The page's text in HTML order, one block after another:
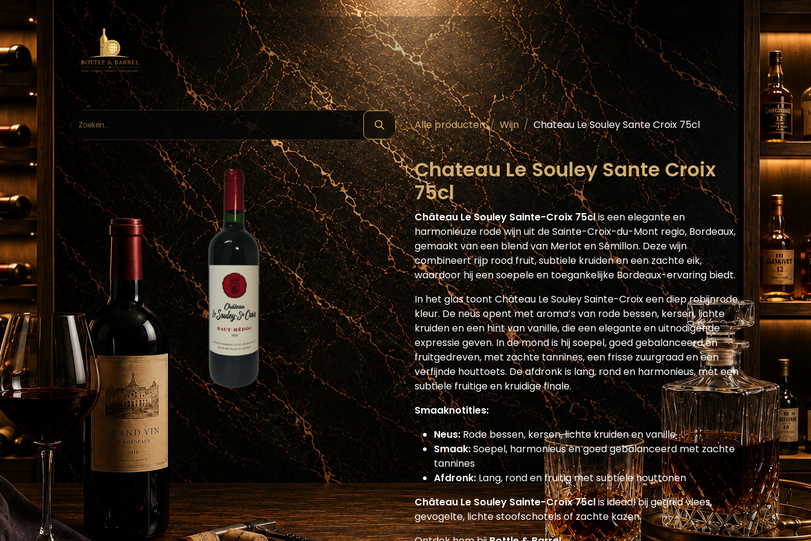
Home Webshop Schilde ( Wines & Spirits ) Masterclass Assortiment Blog Horecaplatform
Alle producten Wijn Chateau Le Souley Sante Croix 75cl
Chateau Le Souley Sante Croix
75cl
Château Le Souley Sainte-Croix 75clis een elegante en
harmonieuze rode wijn uit de Sainte-Croix-du-Mont regio, Bordeaux,
gemaakt van een blend van Merlot en Sémillon. Deze wijn
combineert rijp rood fruit, subtiele kruiden en een zachte eik,
waardoor hij een soepele en toegankelijke Bordeaux-ervaring biedt.
In het glas toont Château Le Souley Sainte-Croix een diep robijnrode
kleur. De neus opent met aroma’s van rode bessen, kersen, lichte
kruiden en een hint van vanille, die een elegante en uitnodigende
expressie geven. In de mond is hij soepel, goed gebalanceerd en
fruitgedreven, met zachte tannines, een frisse zuurgraad en een
verfijnde houttoets. De afdronk is lang, rond en harmonieus, met een
subtiele fruitige en kruidige finale.
Smaaknotities:
Neus:Rode bessen, kersen, lichte kruiden en vanille
Smaak:Soepel, harmonieus en goed gebalanceerd met zachte
tannines
Afdronk:Lang, rond en fruitig met subtiele houttonen
Château Le Souley Sainte-Croix 75clis ideaal bij gegrild vlees,
gevogelte, lichte stoofschotels of zachte kazen.